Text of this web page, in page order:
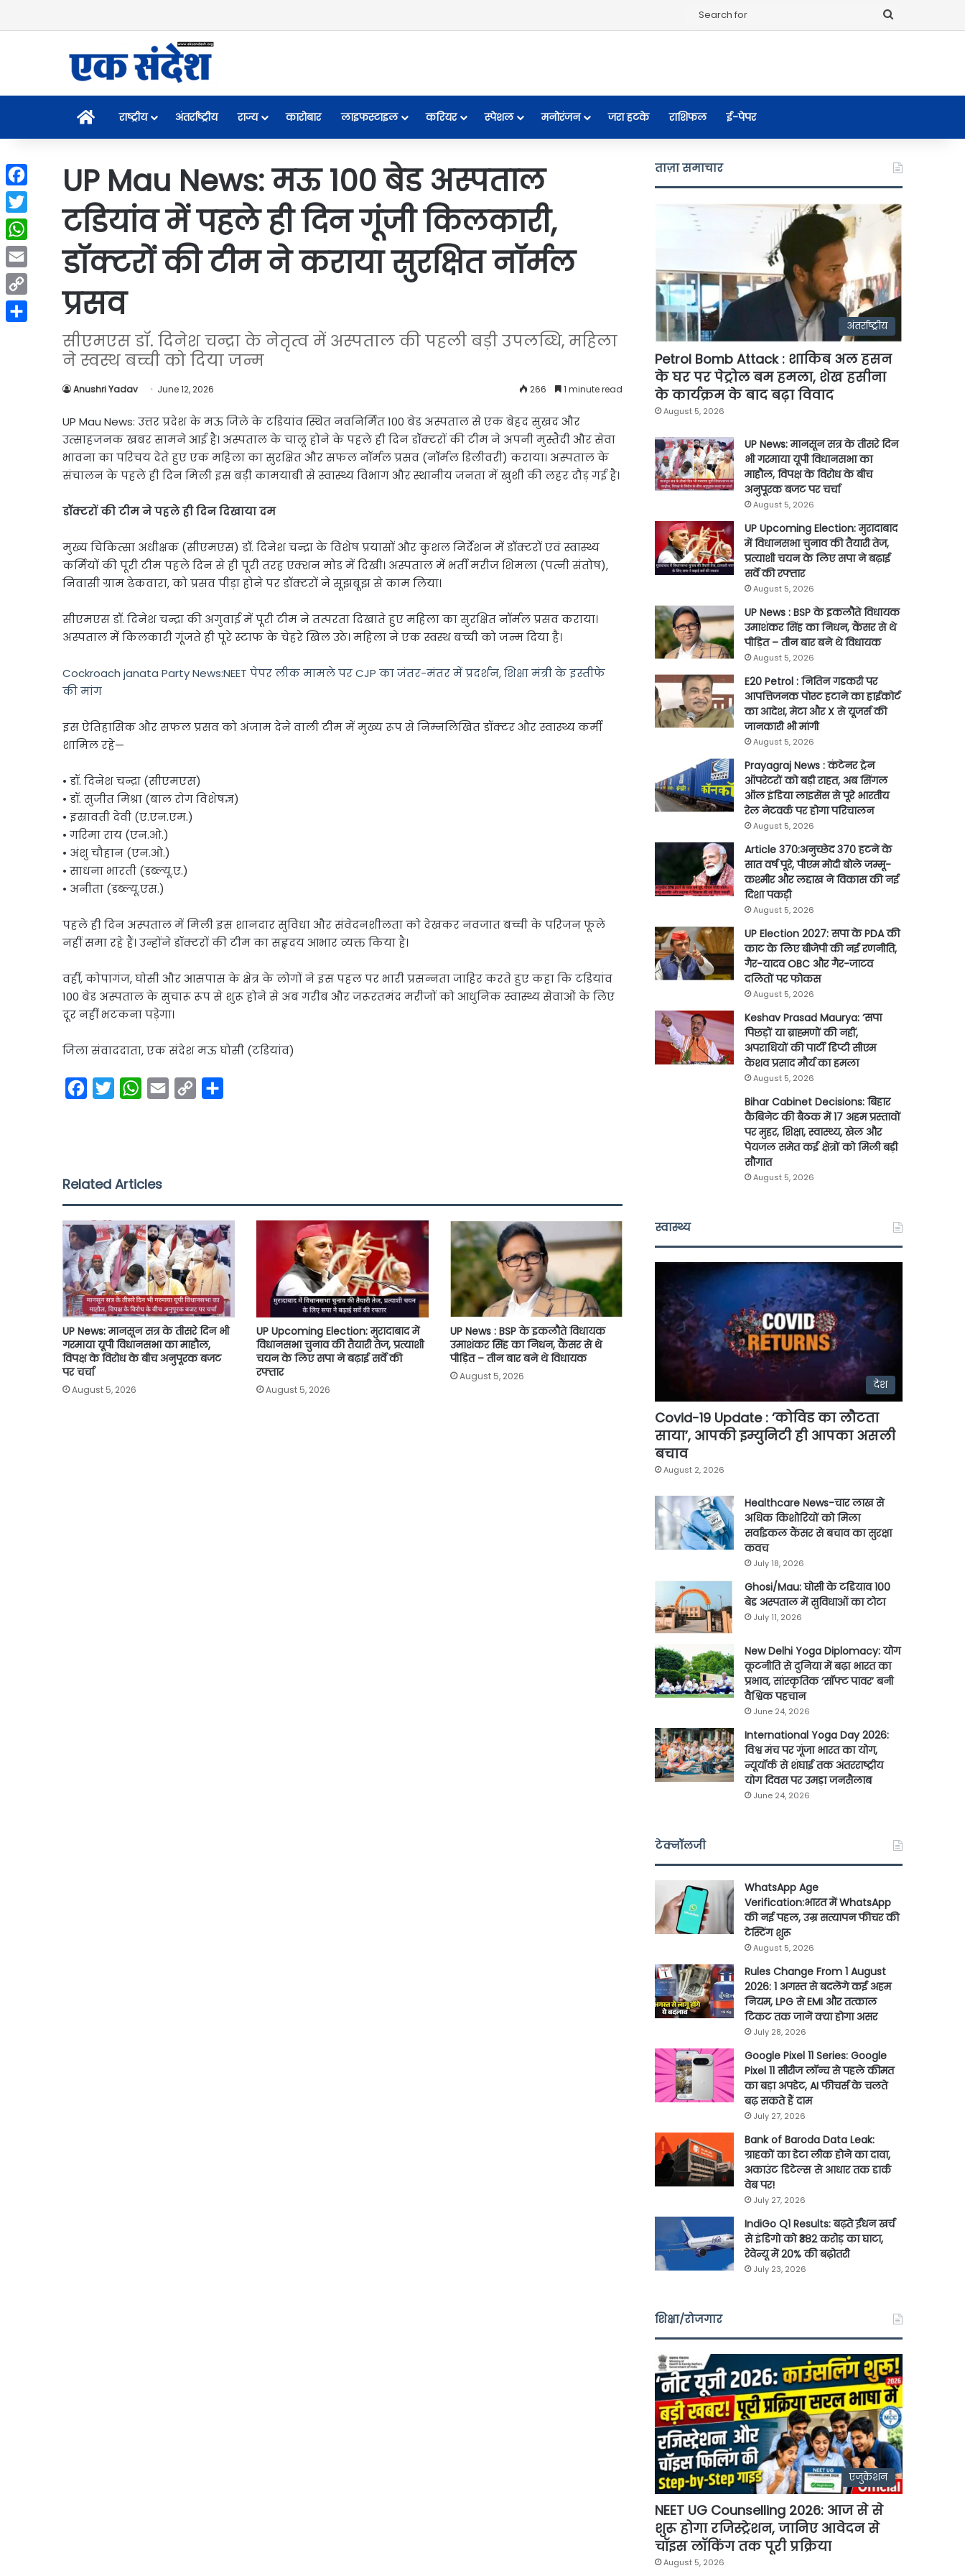
Homeराष्ट्रीय अंतर्राष्ट्रीय राज्य कारोबार लाइफस्टाइल करियर स्पेशल मनोरंजन जरा हटके राशिफल ई-पेपर
UP Mau News: मऊ 100 बेड अस्पताल
टडियांव में पहले ही दिन गूंजी किलकारी,
डॉक्टरों की टीम ने कराया सुरक्षित नॉर्मल
प्रसव
सीएमएस डॉ. दिनेश चन्द्रा के नेतृत्व में अस्पताल की पहली बड़ी उपलब्धि, महिला
ने स्वस्थ बच्ची को दिया जन्म
Anushri Yadav June 12, 2026 266 1 minute read
UP Mau News: उत्तर प्रदेश के मऊ जिले के टडियांव स्थित नवनिर्मित 100 बेड अस्पताल से एक बेहद सुखद और
उत्साहजनक खबर सामने आई है। अस्पताल के चालू होने के पहले ही दिन डॉक्टरों की टीम ने अपनी मुस्तैदी और सेवा
भावना का परिचय देते हुए एक महिला का सुरक्षित और सफल नॉर्मल प्रसव (नॉर्मल डिलीवरी) कराया। अस्पताल के
संचालन के पहले ही दिन मिली इस बड़ी कामयाबी से स्वास्थ्य विभाग और स्थानीय जनता में खुशी की लहर दौड़ गई है।
डॉक्टरों की टीम ने पहले ही दिन दिखाया दम
मुख्य चिकित्सा अधीक्षक (सीएमएस) डॉ. दिनेश चन्द्रा के विशेष प्रयासों और कुशल निर्देशन में डॉक्टरों एवं स्वास्थ्य
कर्मियों की पूरी टीम पहले दिन से ही पूरी तरह एक्शन मोड में दिखी। अस्पताल में भर्ती मरीज शिमला (पत्नी संतोष),
निवासी ग्राम ढेकवारा, को प्रसव पीड़ा होने पर डॉक्टरों ने सूझबूझ से काम लिया।
सीएमएस डॉ. दिनेश चन्द्रा की अगुवाई में पूरी टीम ने तत्परता दिखाते हुए महिला का सुरक्षित नॉर्मल प्रसव कराया।
अस्पताल में किलकारी गूंजते ही पूरे स्टाफ के चेहरे खिल उठे। महिला ने एक स्वस्थ बच्ची को जन्म दिया है।
Cockroach janata Party News:NEET पेपर लीक मामले पर CJP का जंतर-मंतर में प्रदर्शन, शिक्षा मंत्री के इस्तीफे
की मांग
इस ऐतिहासिक और सफल प्रसव को अंजाम देने वाली टीम में मुख्य रूप से निम्नलिखित डॉक्टर और स्वास्थ्य कर्मी
शामिल रहे—
• डॉ. दिनेश चन्द्रा (सीएमएस)
• डॉ. सुजीत मिश्रा (बाल रोग विशेषज्ञ)
• इस्रावती देवी (ए.एन.एम.)
• गरिमा राय (एन.ओ.)
• अंशु चौहान (एन.ओ.)
• साधना भारती (डब्ल्यू.ए.)
• अनीता (डब्ल्यू.एस.)
पहले ही दिन अस्पताल में मिली इस शानदार सुविधा और संवेदनशीलता को देखकर नवजात बच्ची के परिजन फूले
नहीं समा रहे हैं। उन्होंने डॉक्टरों की टीम का सहृदय आभार व्यक्त किया है।
वहीं, कोपागंज, घोसी और आसपास के क्षेत्र के लोगों ने इस पहल पर भारी प्रसन्नता जाहिर करते हुए कहा कि टडियांव
100 बेड अस्पताल के सुचारू रूप से शुरू होने से अब गरीब और जरूरतमंद मरीजों को आधुनिक स्वास्थ्य सेवाओं के लिए
दूर नहीं भटकना पड़ेगा।
जिला संवाददाता, एक संदेश मऊ घोसी (टडियांव)
o
r
W
p
p
n
k
Related Articles
UP News: मानसून सत्र के तीसरे दिन भी
गरमाया यूपी विधानसभा का माहौल,
विपक्ष के विरोध के बीच अनुपूरक बजट
पर चर्चा
August 5, 2026
UP Upcoming Election: मुरादाबाद में
विधानसभा चुनाव की तैयारी तेज, प्रत्याशी
चयन के लिए सपा ने बढ़ाई सर्वे की
रफ्तार
August 5, 2026
UP News : BSP के इकलौते विधायक
उमाशंकर सिंह का निधन, कैंसर से थे
पीड़ित – तीन बार बने थे विधायक
August 5, 2026
ताज़ा समाचार
अंतर्राष्ट्रीय
Petrol Bomb Attack : शाकिब अल हसन
के घर पर पेट्रोल बम हमला, शेख हसीना
के कार्यक्रम के बाद बढ़ा विवाद
August 5, 2026
UP News: मानसून सत्र के तीसरे दिन
भी गरमाया यूपी विधानसभा का
माहौल, विपक्ष के विरोध के बीच
अनुपूरक बजट पर चर्चा
August 5, 2026
UP Upcoming Election: मुरादाबाद
में विधानसभा चुनाव की तैयारी तेज,
प्रत्याशी चयन के लिए सपा ने बढ़ाई
सर्वे की रफ्तार
August 5, 2026
UP News : BSP के इकलौते विधायक
उमाशंकर सिंह का निधन, कैंसर से थे
पीड़ित – तीन बार बने थे विधायक
August 5, 2026
E20 Petrol : नितिन गडकरी पर
आपत्तिजनक पोस्ट हटाने का हाईकोर्ट
का आदेश, मेटा और X से यूजर्स की
जानकारी भी मांगी
August 5, 2026
Prayagraj News : कंटेनर ट्रेन
ऑपरेटरों को बड़ी राहत, अब सिंगल
ऑल इंडिया लाइसेंस से पूरे भारतीय
रेल नेटवर्क पर होगा परिचालन
August 5, 2026
Article 370:अनुच्छेद 370 हटने के
सात वर्ष पूरे, पीएम मोदी बोले जम्मू-
कश्मीर और लद्दाख ने विकास की नई
दिशा पकड़ी
August 5, 2026
UP Election 2027: सपा के PDA की
काट के लिए बीजेपी की नई रणनीति,
गैर-यादव OBC और गैर-जाटव
दलितों पर फोकस
August 5, 2026
Keshav Prasad Maurya: ‘सपा
पिछड़ों या ब्राह्मणों की नहीं,
अपराधियों की पार्टी डिप्टी सीएम
केशव प्रसाद मौर्य का हमला
August 5, 2026
Bihar Cabinet Decisions: बिहार
कैबिनेट की बैठक में 17 अहम प्रस्तावों
पर मुहर, शिक्षा, स्वास्थ्य, खेल और
पेयजल समेत कई क्षेत्रों को मिली बड़ी
सौगात
August 5, 2026
स्वास्थ्य
देश
Covid-19 Update : ‘कोविड का लौटता
साया’, आपकी इम्युनिटी ही आपका असली
बचाव
August 2, 2026
Healthcare News-चार लाख से
अधिक किशोरियों को मिला
सर्वाइकल कैंसर से बचाव का सुरक्षा
कवच
July 18, 2026
Ghosi/Mau: घोसी के टडियाव 100
बेड अस्पताल में सुविधाओं का टोटा
July 11, 2026
New Delhi Yoga Diplomacy: योग
कूटनीति से दुनिया में बढ़ा भारत का
प्रभाव, सांस्कृतिक ‘सॉफ्ट पावर’ बनी
वैश्विक पहचान
June 24, 2026
International Yoga Day 2026:
विश्व मंच पर गूंजा भारत का योग,
न्यूयॉर्क से शंघाई तक अंतरराष्ट्रीय
योग दिवस पर उमड़ा जनसैलाब
June 24, 2026
टेक्नॉलजी
WhatsApp Age
Verification:भारत में WhatsApp
की नई पहल, उम्र सत्यापन फीचर की
टेस्टिंग शुरू
August 5, 2026
Rules Change From 1 August
2026: 1 अगस्त से बदलेंगे कई अहम
नियम, LPG से EMI और तत्काल
टिकट तक जानें क्या होगा असर
July 28, 2026
Google Pixel 11 Series: Google
Pixel 11 सीरीज लॉन्च से पहले कीमत
का बड़ा अपडेट, AI फीचर्स के चलते
बढ़ सकते हैं दाम
July 27, 2026
Bank of Baroda Data Leak:
ग्राहकों का डेटा लीक होने का दावा,
अकाउंट डिटेल्स से आधार तक डार्क
वेब पर!
July 27, 2026
IndiGo Q1 Results: बढ़ते ईंधन खर्च
से इंडिगो को ₹382 करोड़ का घाटा,
रेवेन्यू में 20% की बढ़ोतरी
July 23, 2026
शिक्षा/रोजगार
एजुकेशन
NEET UG Counselling 2026: आज से से
शुरू होगा रजिस्ट्रेशन, जानिए आवेदन से
चॉइस लॉकिंग तक पूरी प्रक्रिया
August 5, 2026
Facebook
Twitter
WhatsApp
Email
Copy
Link